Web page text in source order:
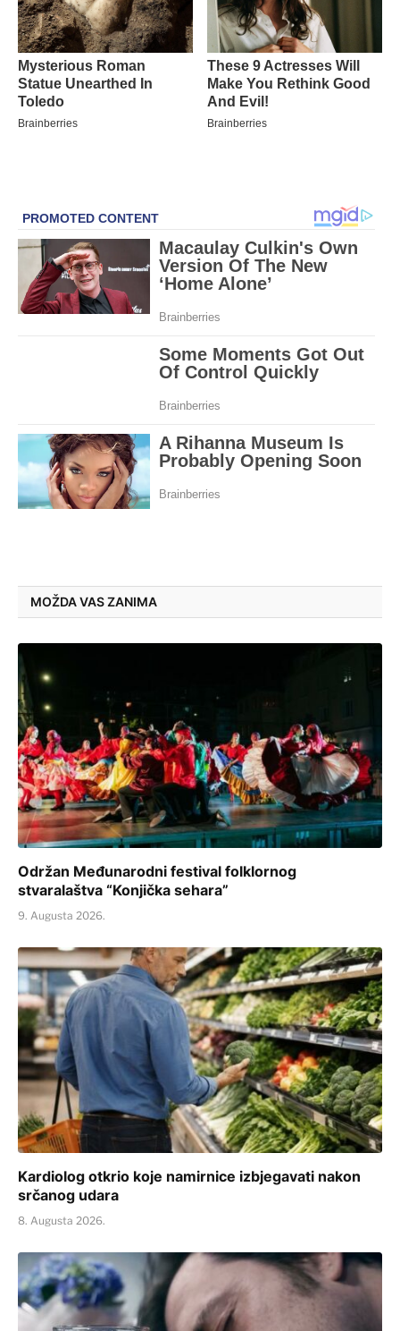
MOŽDA VAS ZANIMA
Održan Međunarodni festival folklornog
stvaralaštva “Konjička sehara”
9. Augusta 2026.
Kardiolog otkrio koje namirnice izbjegavati nakon
srčanog udara
8. Augusta 2026.